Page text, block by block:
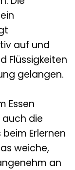
auf und
Flüssigkeiten
gelangen.
Essen
die
Erlernen
weiche,
an